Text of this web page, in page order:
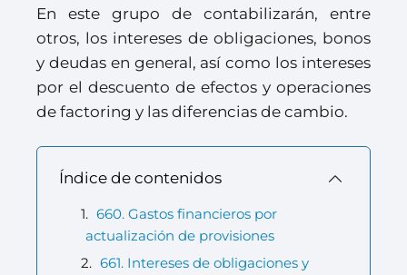
En este grupo de contabilizarán, entre
otros, los intereses de obligaciones, bonos
y deudas en general, así como los intereses
por el descuento de efectos y operaciones
de factoring y las diferencias de cambio.
Índice de contenidos
660. Gastos financieros por
actualización de provisiones
661. Intereses de obligaciones y